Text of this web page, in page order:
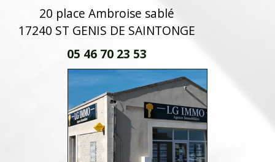
20 place Ambroise sablé
17240 ST GENIS DE SAINTONGE
05 46 70 23 53